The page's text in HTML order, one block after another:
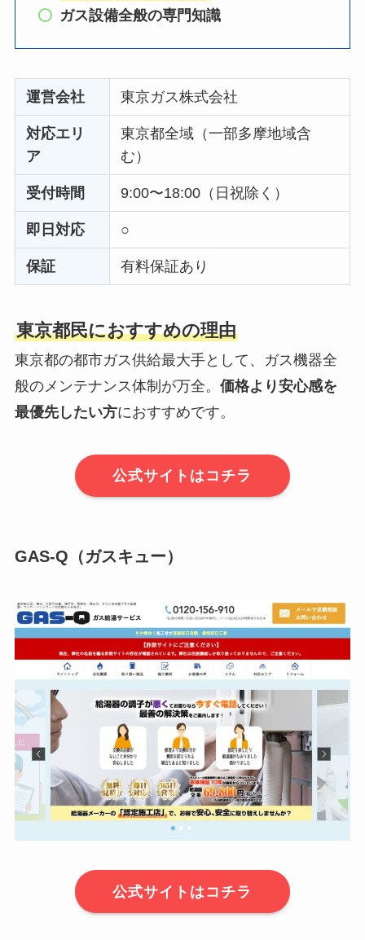
ガス設備全般の専門知識
運営会社 東京ガス株式会社
対応エリ
ア
東京都全域（一部多摩地域含
む）
受付時間 9:00〜18:00（日祝除く）
即日対応 ○
保証 有料保証あり
東京都民におすすめの理由
東京都の都市ガス供給最大手として、ガス機器全
般のメンテナンス体制が万全。 価格より安心感を
最優先したい方におすすめです。
公式サイトはコチラ
GAS-Q（ガスキュー）
公式サイトはコチラ